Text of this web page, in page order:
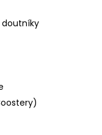
doutníky